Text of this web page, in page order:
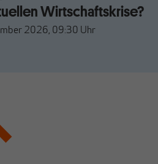
Wirtschaftskrise?
2026, 09:30 Uhr